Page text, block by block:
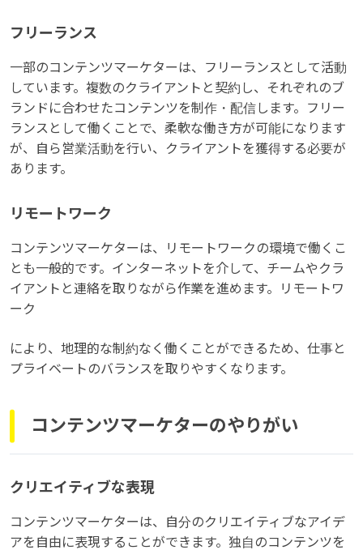
フリーランス
一部のコンテンツマーケターは、フリーランスとして活動
しています。複数のクライアントと契約し、それぞれのブ
ランドに合わせたコンテンツを制作・配信します。フリー
ランスとして働くことで、柔軟な働き方が可能になります
が、自ら営業活動を行い、クライアントを獲得する必要が
あります。
リモートワーク
コンテンツマーケターは、リモートワークの環境で働くこ
とも一般的です。インターネットを介して、チームやクラ
イアントと連絡を取りながら作業を進めます。リモートワ
ーク
により、地理的な制約なく働くことができるため、仕事と
プライベートのバランスを取りやすくなります。
コンテンツマーケターのやりがい
クリエイティブな表現
コンテンツマーケターは、自分のクリエイティブなアイデ
アを自由に表現することができます。独自のコンテンツを